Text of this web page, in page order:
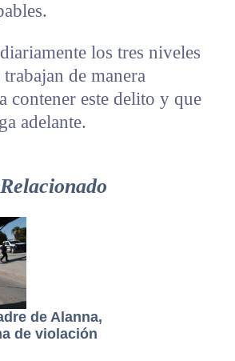
los tres niveles
de manera
contener este delito y que
adelante.
de Alanna,
de violación